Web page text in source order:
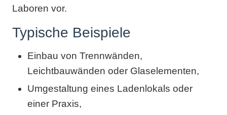
Laboren vor.
Typische Beispiele
Einbau von Trennwänden,
Leichtbauwänden oder Glaselementen,
Umgestaltung eines Ladenlokals oder
einer Praxis,